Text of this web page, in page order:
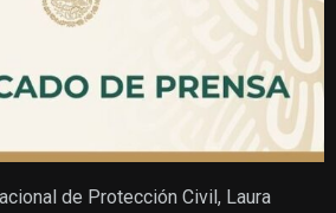
de Protección Civil, Laura